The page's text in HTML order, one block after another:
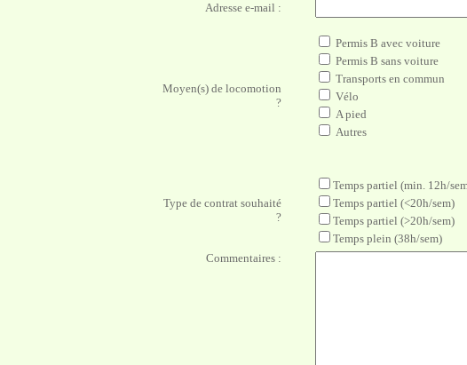
Adresse e-mail :
Moyen(s) de locomotion
?
Permis B avec voiture
Permis B sans voiture
Transports en commun
Vélo
A pied
Autres
Type de contrat souhaité
?
Temps partiel (min. 12h/
Temps partiel (<20h/sem)
Temps partiel (>20h/sem)
Temps plein (38h/sem)
Commentaires :